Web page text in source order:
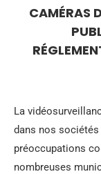
CAMÉRAS
La
dans nos sociétés
préoccupations
nombreuses